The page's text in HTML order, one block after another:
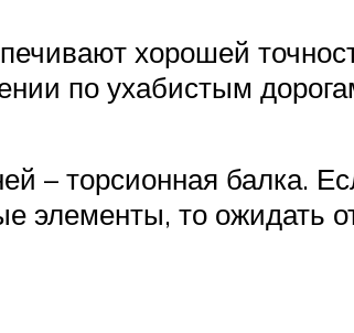
хорошей
по ухабистым
– торсионная балка.
элементы, то ожидать